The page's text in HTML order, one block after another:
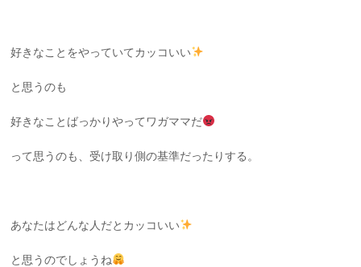
好きなことをやっていてカッコいい
と思うのも
好きなことばっかりやってワガママだ
って思うのも、受け取り側の基準だったりする。
あなたはどんな人だとカッコいい
と思うのでしょうね